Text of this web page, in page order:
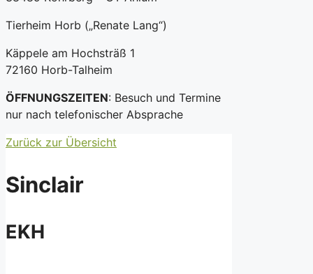
Tierheim Horb („Renate Lang“)
Käppele am Hochsträß 1
72160 Horb-Talheim
ÖFFNUNGSZEITEN: Besuch und Termine
nur nach telefonischer Absprache
Zurück zur Übersicht
Sinclair
EKH